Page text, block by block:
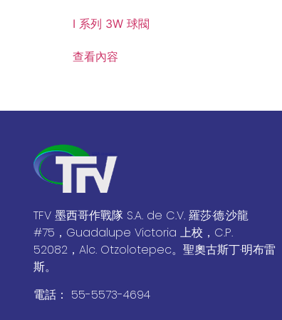
I 系列 3W 球閥
查看內容
TFV 墨西哥作戰隊 S.A. de C.V. 羅莎·德·沙龍
#75，Guadalupe Victoria 上校，C.P.
52082，Alc. Otzolotepec。聖奧古斯丁·明布雷
斯。
電話： 55-5573-4694